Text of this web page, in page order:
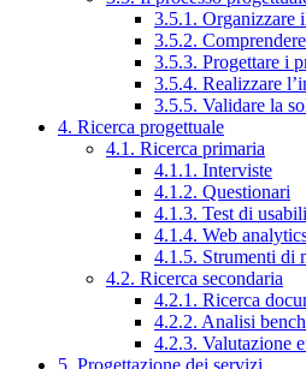
3.5.1. Organizzare
3.5.2.
3.5.3. Progettare i
3.5.4. Realizzare
3.5.5. Validare la
4. Ricerca progettuale
4.1. Ricerca primaria
4.1.1. Interviste
4.1.2. Questionari
4.1.3. Test di
4.1.4. Web
4.1.5. Strumenti di
4.2. Ricerca secondaria
4.2.1. Ricerca
4.2.2. Analisi
4.2.3. Valutazione
5. Progettazione dei servizi